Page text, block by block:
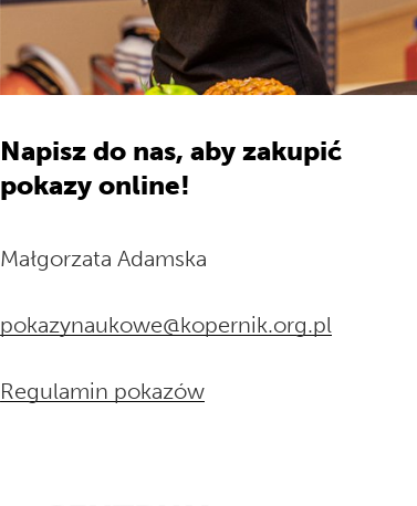
Napisz do nas, aby zakupić
pokazy online!
Małgorzata Adamska
pokazynaukowe@kopernik.org.pl
Regulamin pokazów